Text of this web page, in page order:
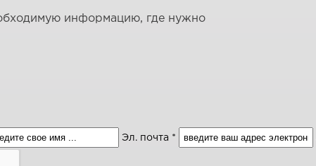
информацию, где нужно
Эл. почта *